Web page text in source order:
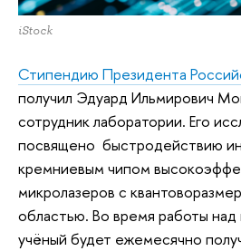
iStock
Стипендию Президента
получил Эдуард Ильмирович
сотрудник лаборатории. Его
посвящено быстродействию
кремниевым чипом
микролазеров с
областью. Во время работы
учёный будет ежемесячно